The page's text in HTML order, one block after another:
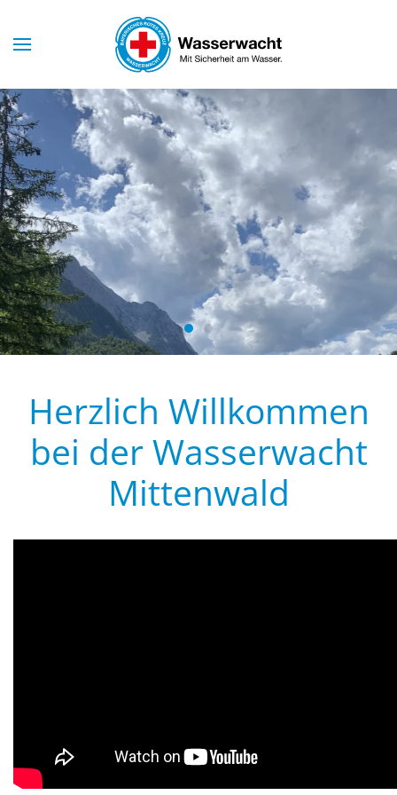
Skip to main content
Herzlich Willkommen
bei der Wasserwacht
Mittenwald